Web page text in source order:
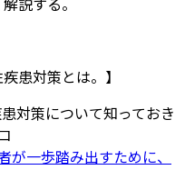
患対策とは。】
対策について知っておき
が一歩踏み出すために、